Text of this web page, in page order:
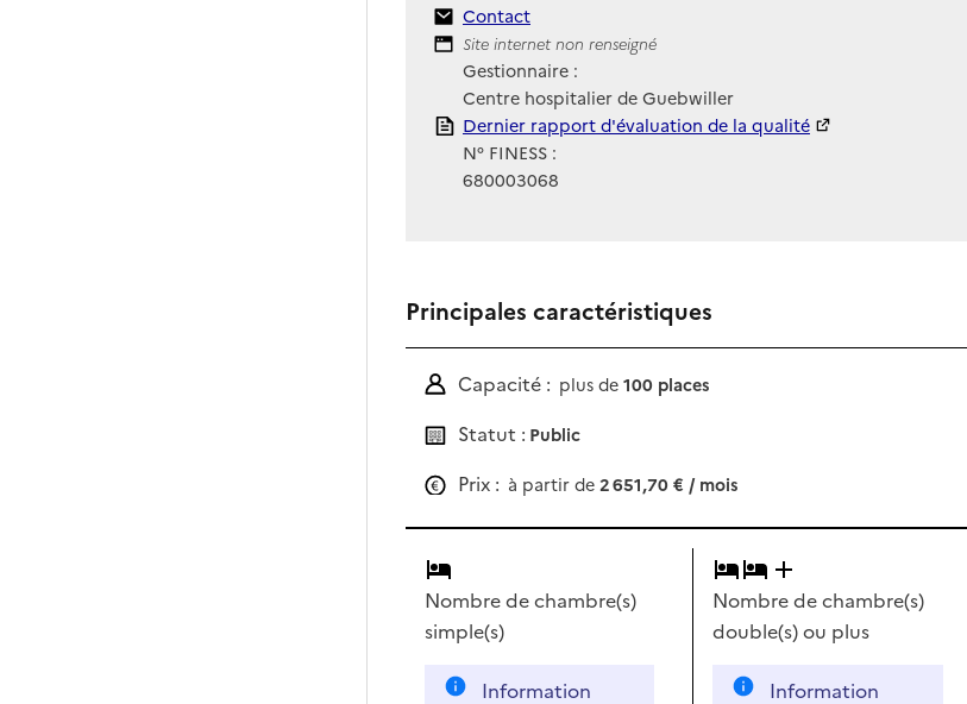
Contact
Contact
Site Internet
Site internet non renseigné
Gestionnaire :
Centre hospitalier de Guebwiller
Rapport HAS
Dernier rapport d'évaluation de la qualité
N° FINESS :
680003068
Principales caractéristiques
Capacité : plus de 100 places
Statut : Public
Prix : à partir de 2 651,70 € / mois
Nombre de chambre(s)
simple(s)
Information
Nombre de chambre(s)
double(s)ou plus
Information